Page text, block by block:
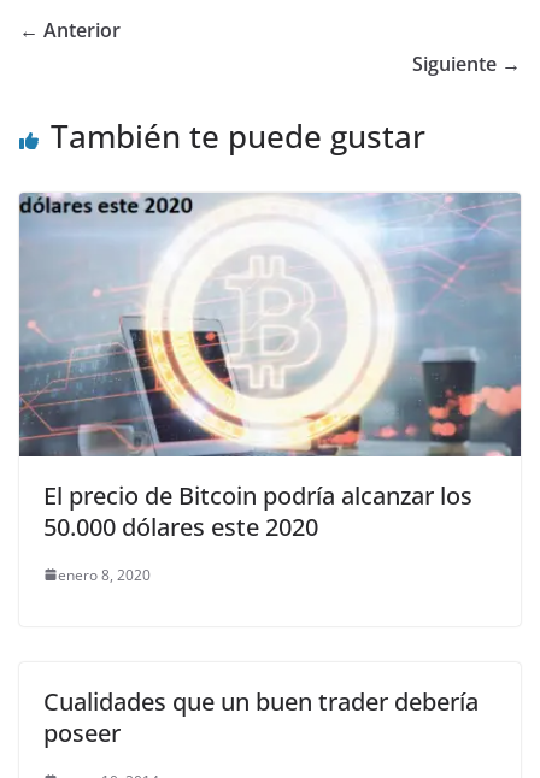
← Anterior
Siguiente →
También te puede gustar
El precio de Bitcoin podría alcanzar los
50.000 dólares este 2020
enero 8, 2020
Cualidades que un buen trader debería
poseer